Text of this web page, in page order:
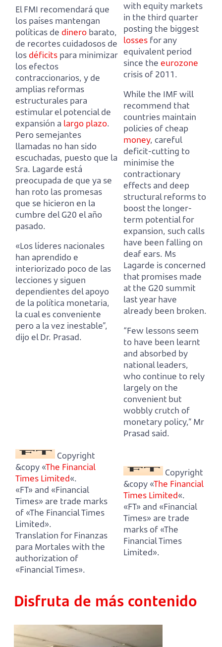
El FMI recomendará que
los países mantengan
políticas de dinero barato,
de recortescuidadosos de
los déficits para minimizar
los efectos
contraccionarios, y de
amplias reformas
estructurales para
estimular el potencial de
expansión a largo plazo.
Pero semejantes
llamadas no han sido
escuchadas, puesto que la
Sra. Lagarde está
preocupada de que ya se
han roto las promesas
que se hicieron en la
cumbre del G20 el año
pasado.
«Los líderes nacionales
han aprendido e
interiorizado poco de las
lecciones y siguen
dependientes del apoyo
de la política monetaria,
la cual es conveniente
pero a la vez inestable”,
dijo el Dr. Prasad.
with equity markets
in the third quarter
posting the biggest
losses for any
equivalent period
since the eurozone
crisis of 2011.
While the IMF will
recommend that
countries maintain
policies of cheap
money, careful
deficit-cutting to
minimise the
contractionary
effects and deep
structural reforms to
boost the longer-
term potential for
expansion, such calls
have been falling on
deaf ears. Ms
Lagarde is concerned
that promises made
at the G20 summit
last year have
already been broken.
“Few lessons seem
to have been learnt
and absorbed by
national leaders,
who continue to rely
largely on the
convenient but
wobbly crutch of
monetary policy,” Mr
Prasad said.
Copyright
&copy «The Financial
Times Limited«.
«FT» and «Financial
Times» are trade marks
of «The Financial Times
Limited».
Translation for Finanzas
para Mortales with the
authorization of
«Financial Times».
Copyright
&copy «The Financial
Times Limited«.
«FT» and «Financial
Times» are trade
marks of «The
Financial Times
Limited».
Disfruta de más contenido